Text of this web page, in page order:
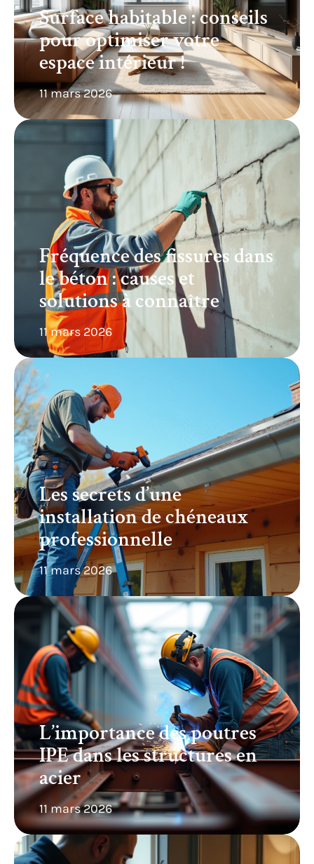
Surface habitable : conseils
pour optimiser votre
espace intérieur !
11 mars 2026
Fréquence des fissures dans
le béton : causes et
solutions à connaître
11 mars 2026
Les secrets d’une
installation de chéneaux
professionnelle
11 mars 2026
L’importance des poutres
IPE dans les structures en
acier
11 mars 2026